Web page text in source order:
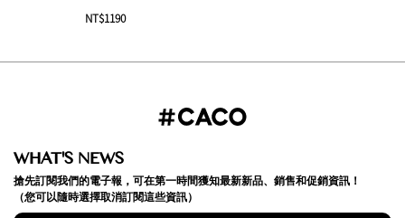
NT$1190
WHAT'S NEWS
搶先訂閱我們的電子報，可在第一時間獲知最新新品、銷售和促銷資訊！
（您可以隨時選擇取消訂閱這些資訊）